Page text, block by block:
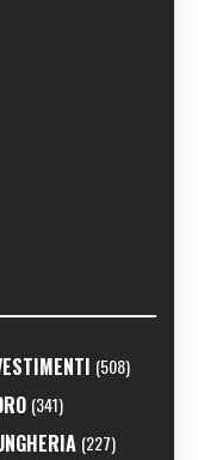
(508)
(341)
(227)